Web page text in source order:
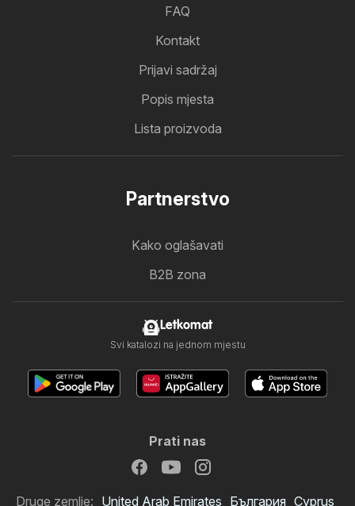
FAQ
Kontakt
Prijavi sadržaj
Popis mjesta
Lista proizvoda
Partnerstvo
Kako oglašavati
B2B zona
Letkomat
Svi katalozi na jednom mjestu
Prati nas
Druge zemlje: United Arab Emirates България Cyprus